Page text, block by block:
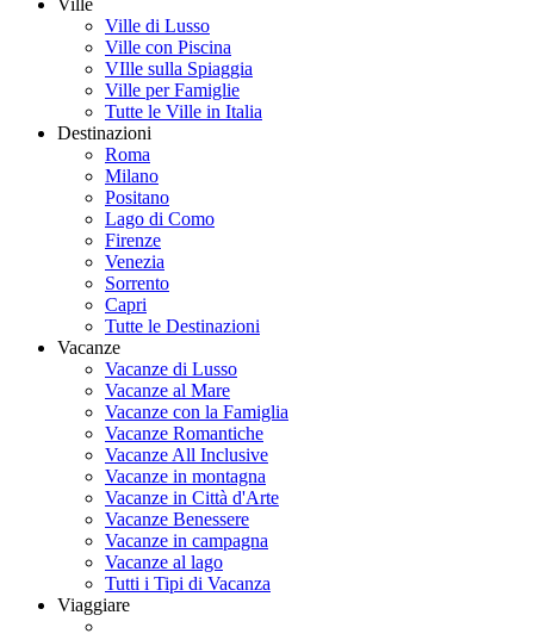
Ville
Ville di Lusso
Ville con Piscina
VIlle sulla Spiaggia
Ville per Famiglie
Tutte le Ville in Italia
Destinazioni
Roma
Milano
Positano
Lago di Como
Firenze
Venezia
Sorrento
Capri
Tutte le Destinazioni
Vacanze
Vacanze di Lusso
Vacanze al Mare
Vacanze con la Famiglia
Vacanze Romantiche
Vacanze All Inclusive
Vacanze in montagna
Vacanze in Città d'Arte
Vacanze Benessere
Vacanze in campagna
Vacanze al lago
Tutti i Tipi di Vacanza
Viaggiare